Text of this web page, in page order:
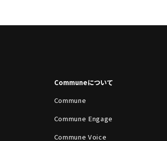
Communeについて
Commune
Commune Engage
Commune Voice